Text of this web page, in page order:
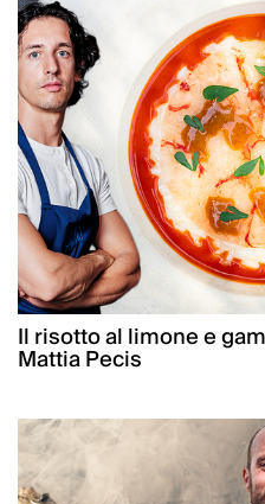
Il risotto al limone e
Mattia Pecis